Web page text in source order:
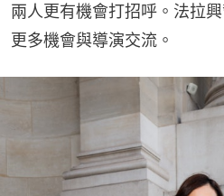
兩人更有機會打招呼。法拉
更多機會與導演交流。